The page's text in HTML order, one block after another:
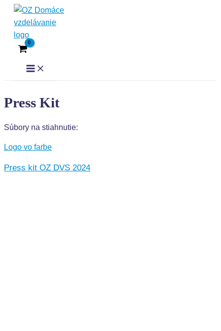
Preskočiť
obsah
Main
Menu
Press Kit
Súbory na stiahnutie:
Logo vo farbe
Press kit OZ DVS 2024